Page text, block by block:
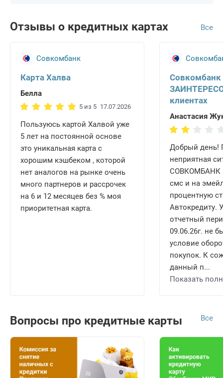
Отзывы о кредитных картах Все
Совкомбанк
Карта Халва
Белла
5 из 5 17.07.2026
Пользуюсь картой Халвой уже
5 лет на постоянной основе
это уникальная карта с
хорошим кэшбеком , которой
нет аналогов на рынке очень
много партнеров и рассрочек
на 6 и 12 месяцев без % моя
приоритетная карта.
Совкомбанк
клиентах
Анастасия
Добрый день!
неприятная
СОВКОМБАНК
смс и на
процентную
Автокредиту.
отчетный
09.06.26г. не
условие
покупок. К
данный п...
Показать
Вопросы про кредитные карты Все